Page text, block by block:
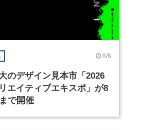
8/6
のデザイン見本市「2026
エイティブエキスポ」が8
で開催